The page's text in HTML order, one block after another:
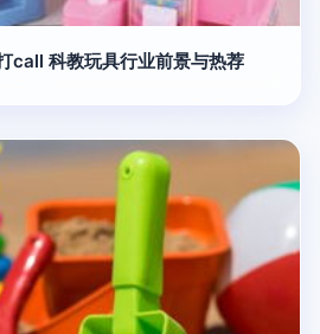
call 科教玩具行业前景与热荐